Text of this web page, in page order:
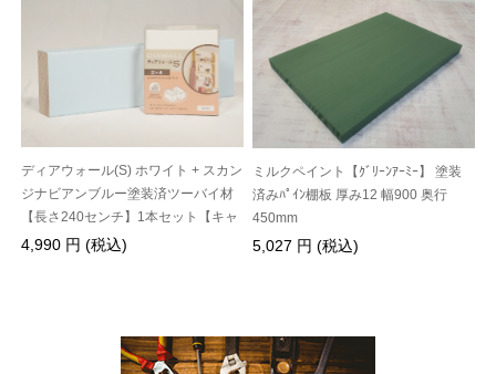
ディアウォール(S) ホワイト + スカン
ジナビアンブルー塗装済ツーバイ材
【長さ240センチ】1本セット【キャ
ンペーン】
4,990 円 (税込)
ミルクペイント【ｸﾞﾘｰﾝｱｰﾐｰ】 塗装
済みﾊﾟｲﾝ棚板 厚み12 幅900 奥行
450mm
5,027 円 (税込)